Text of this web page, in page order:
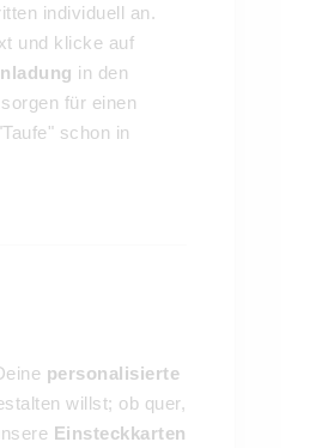
individuell an.
und klicke auf
in den
für einen
schon in
personalisierte
willst; ob quer,
Einsteckkarten